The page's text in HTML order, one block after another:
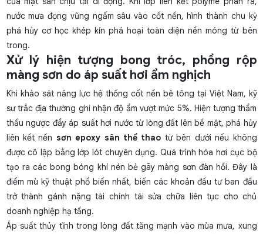
nước mưa đọng vũng ngấm sâu vào cốt nền, hình thành chu kỳ
phá hủy cơ học khép kín phá hoại toàn diện nền móng từ bên
trong.
Xử lý hiện tượng bong tróc, phồng rộp
màng sơn do áp suất hơi ẩm nghịch
Khi khảo sát năng lực hệ thống cốt nền bê tông tại Việt Nam, kỹ
sư trắc địa thường ghi nhận độ ẩm vượt mức 5%. Hiện tượng thẩm
thấu ngược đẩy áp suất hơi nước từ lòng đất lên bề mặt, phá hủy
liên kết nền sơn epoxy sân thể thao từ bên dưới nếu không
được cô lập bằng lớp lót chuyên dụng. Quá trình hóa hơi cục bộ
tạo ra các bong bóng khí nén bẻ gãy màng sơn đàn hồi. Đây là
điểm mù kỹ thuật phổ biến nhất, biến các khoản đầu tư ban đầu
trở thành gánh nặng tài chính tái sửa chữa liên tục cho chủ
doanh nghiệp hạ tầng.
Áp suất thủy tĩnh trong lòng đất tăng mạnh vào mùa mưa, xung